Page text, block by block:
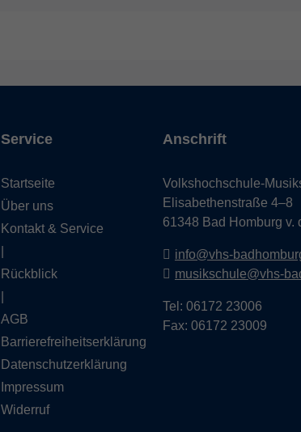
Service
Startseite
Über uns
Kontakt & Service
Rückblick
AGB
Barrierefreiheitserklärung
Datenschutzerklärung
Impressum
Widerruf
Anschrift
Volkshochschule-
Elisabethenstraße 4–8
61348 Bad Homburg v.
info@vhs-
musikschule@vhs-
Tel: 06172 23006
Fax: 06172 23009